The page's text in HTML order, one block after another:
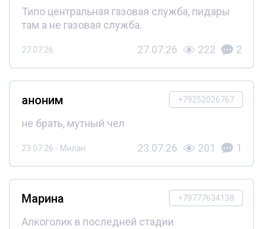
Типо центральная газовая служба, пидары
там а не газовая служба.
27.07.26 27.07.26 222 2
+79252026767
аноним
не брать, мутный чел
23.07.26 - Милан 23.07.26 201 1
+79777634138
Марина
Алкоголик в последней стадии